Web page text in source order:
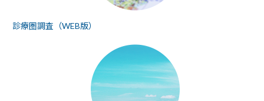
診療圏調査（WEB版）